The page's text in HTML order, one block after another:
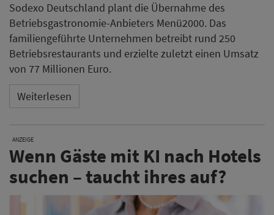
Sodexo Deutschland plant die Übernahme des
Betriebsgastronomie-Anbieters Menü2000. Das
familiengeführte Unternehmen betreibt rund 250
Betriebsrestaurants und erzielte zuletzt einen Umsatz
von 77 Millionen Euro.
Weiterlesen
ANZEIGE
Wenn Gäste mit KI nach Hotels
suchen – taucht ihres auf?